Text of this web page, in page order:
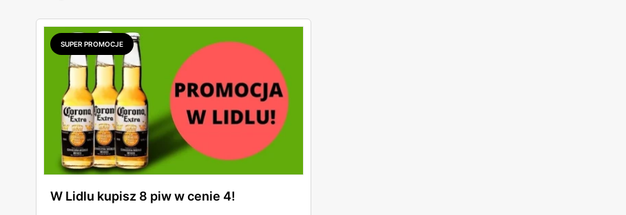
SUPER PROMOCJE
W Lidlu kupisz 8 piw w cenie 4!